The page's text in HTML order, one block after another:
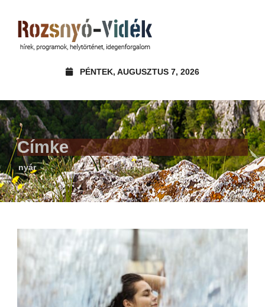
PÉNTEK, AUGUSZTUS 7, 2026
Címke
nyár